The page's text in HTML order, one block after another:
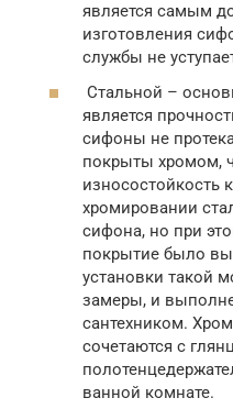
является самым
изготовления
службы не
Стальной –
является
сифоны не
покрыты хромом,
износостойкость
хромировании
сифона, но при
покрытие было
установки такой
замеры, и
сантехником.
сочетаются с
ванной комнате.